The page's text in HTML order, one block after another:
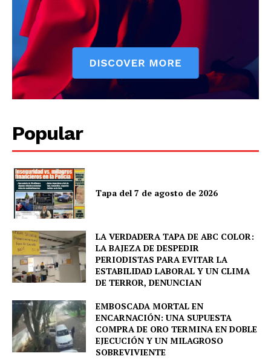
SUBSCRIBE NOW
Company
About
Contact us
Comparte esto:
Facebook
Popular
Tapa del 7 de agosto de 2026
LA VERDADERA TAPA DE ABC COLOR:
LA BAJEZA DE DESPEDIR
PERIODISTAS PARA EVITAR LA
ESTABILIDAD LABORAL Y UN CLIMA
DE TERROR, DENUNCIAN
EMBOSCADA MORTAL EN
ENCARNACIÓN: UNA SUPUESTA
COMPRA DE ORO TERMINA EN DOBLE
EJECUCIÓN Y UN MILAGROSO
SOBREVIVIENTE